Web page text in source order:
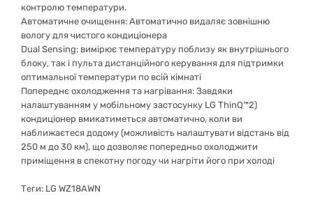
контролю температури.
Автоматичне очищення: Автоматично видаляє зовнішню
вологу для чистого кондиціонера
Dual Sensing: вимірює температуру поблизу як внутрішнього
блоку, так і пульта дистанційного керування для підтримки
оптимальної температури по всій кімнаті
Попереднє охолодження та нагрівання: Завдяки
налаштуванням у мобільному застосунку LG ThinQ™2)
кондиціонер вмикатиметься автоматично, коли ви
наближаєтеся додому (можливість налаштувати відстань від
250 м до 30 км), що дозволяє попередньо охолоджити
приміщення в спекотну погоду чи нагріти його при холоді
Теги: LG WZ18AWN